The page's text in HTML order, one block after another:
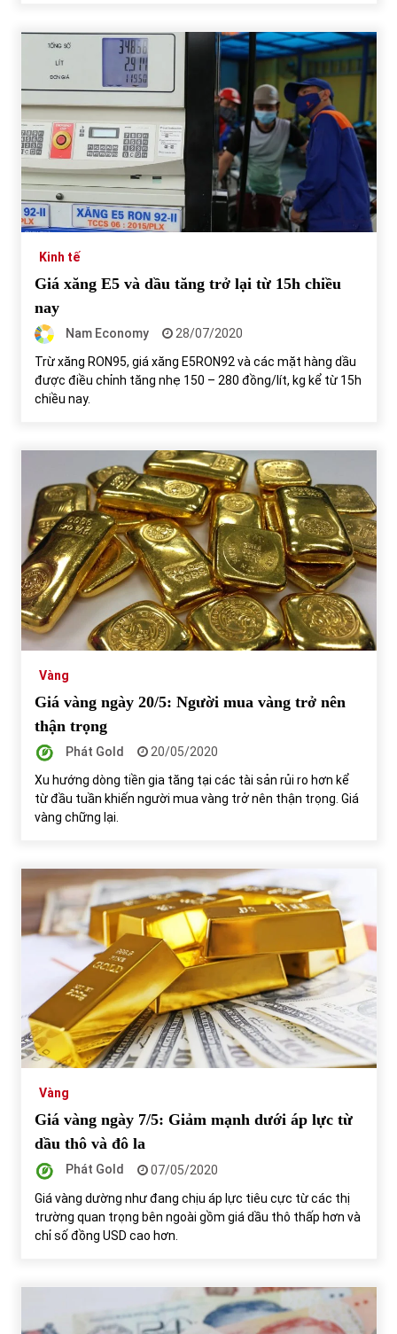
13/10/2021
Kinh tế
Giá xăng E5 và dầu tăng trở lại từ 15h chiều
nay
Nam Economy
28/07/2020
Trừ xăng RON95, giá xăng E5RON92 và các mặt hàng dầu
được điều chỉnh tăng nhẹ 150 – 280 đồng/lít, kg kể từ 15h
chiều nay.
Vàng
Giá vàng ngày 20/5: Người mua vàng trở nên
thận trọng
Phát Gold
20/05/2020
Xu hướng dòng tiền gia tăng tại các tài sản rủi ro hơn kể
từ đầu tuần khiến người mua vàng trở nên thận trọng. Giá
vàng chững lại.
Vàng
Giá vàng ngày 7/5: Giảm mạnh dưới áp lực từ
dầu thô và đô la
Phát Gold
07/05/2020
Giá vàng dường như đang chịu áp lực tiêu cực từ các thị
trường quan trọng bên ngoài gồm giá dầu thô thấp hơn và
chỉ số đồng USD cao hơn.